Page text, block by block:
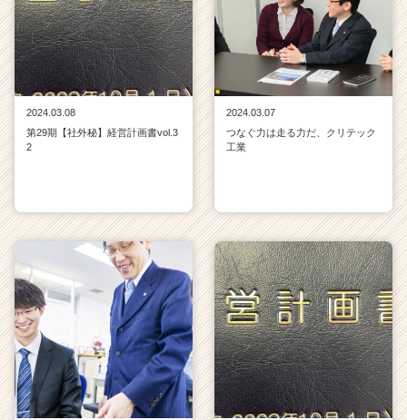
2024.03.08
第29期【社外秘】経営計画書vol.3
2
2024.03.07
つなぐ力は走る力だ、クリテック
工業